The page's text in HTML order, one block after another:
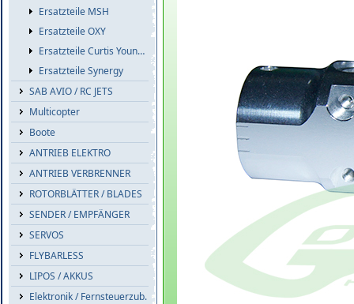
Ersatzteile MSH
Ersatzteile OXY
Ersatzteile Curtis Youngblood
Ersatzteile Synergy
SAB AVIO / RC JETS
Multicopter
Boote
ANTRIEB ELEKTRO
ANTRIEB VERBRENNER
ROTORBLÄTTER / BLADES
SENDER / EMPFÄNGER
SERVOS
FLYBARLESS
LIPOS / AKKUS
Elektronik / Fernsteuerzub.